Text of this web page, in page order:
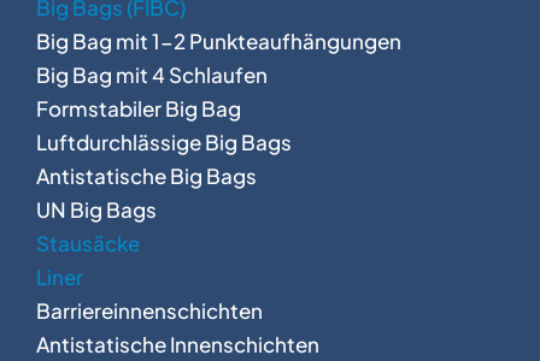
Big Bags (FIBC)
Big Bag mit 1-2 Punkteaufhängungen
Big Bag mit 4 Schlaufen
Formstabiler Big Bag
Luftdurchlässige Big Bags
Antistatische Big Bags
UN Big Bags
Stausäcke
Liner
Barriereinnenschichten
Antistatische Innenschichten